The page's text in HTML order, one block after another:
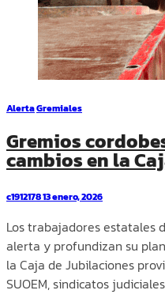
AlertaGremiales
Gremios
cambios en la
c191217813 enero, 2026
Los trabajadores estatales
alerta y profundizan su
la Caja de Jubilaciones
SUOEM, sindicatos